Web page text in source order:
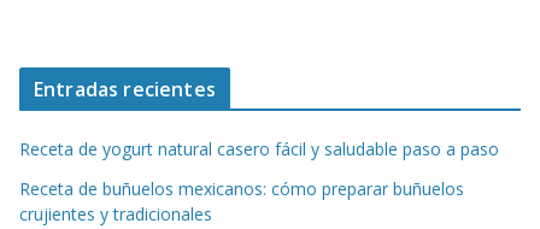
Entradas recientes
Receta de yogurt natural casero fácil y saludable paso a paso
Receta de buñuelos mexicanos: cómo preparar buñuelos
crujientes y tradicionales